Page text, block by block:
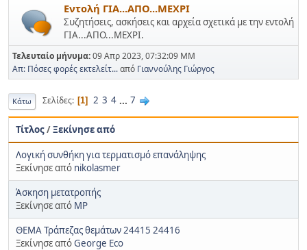
Εντολή ΓΙΑ...ΑΠΟ...ΜΕΧΡΙ
Συζητήσεις, ασκήσεις και αρχεία σχετικά με την εντολή
ΓΙΑ...ΑΠΟ...ΜΕΧΡΙ.
Τελευταίο μήνυμα:09 Απρ 2023, 07:32:09 ΜΜ
Απ: Πόσες φορές εκτελείτ...από Γιαννούλης Γιώργος
Κάτω Σελίδες 1 2 3 4 ... 7
Τίτλος/Ξεκίνησε από
Λογική συνθήκη για τερματισμό επανάληψης
Ξεκίνησε από nikolasmer
Άσκηση μετατροπής
Ξεκίνησε από MP
ΘΕΜΑ Τράπεζας θεμάτων 24415 24416
Ξεκίνησε απόGeorge Eco